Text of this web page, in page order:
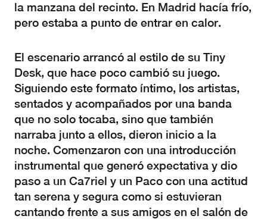
la manzana del recinto. En Madrid hacía frío,
pero estaba a punto de entrar en calor.
El escenario arrancó al estilo de su Tiny
Desk, que hace poco cambió su juego.
Siguiendo este formato íntimo, los artistas,
sentados y acompañados por una banda
que no solo tocaba, sino que también
narraba junto a ellos, dieron inicio a la
noche. Comenzaron con una introducción
instrumental que generó expectativa y dio
paso a un Ca7riel y un Paco con una actitud
tan serena y segura como si estuvieran
cantando frente a sus amigos en el salón de